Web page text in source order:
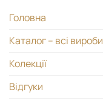
Головна
Каталог – всі вироби
Колекції
Відгуки